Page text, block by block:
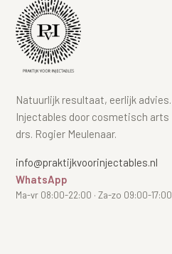
Natuurlijk resultaat, eerlijk advies.
Injectables door cosmetisch arts
drs. Rogier Meulenaar.
info@praktijkvoorinjectables.nl
WhatsApp
Ma-vr 08:00-22:00 · Za-zo 09:00-17:00